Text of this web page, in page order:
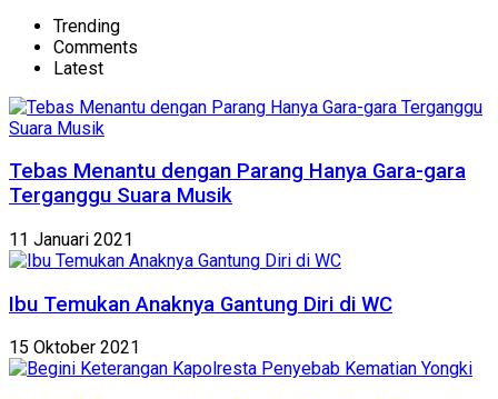
Trending
Comments
Latest
Tebas Menantu dengan Parang Hanya Gara-gara
Terganggu Suara Musik
11 Januari 2021
Ibu Temukan Anaknya Gantung Diri di WC
15 Oktober 2021